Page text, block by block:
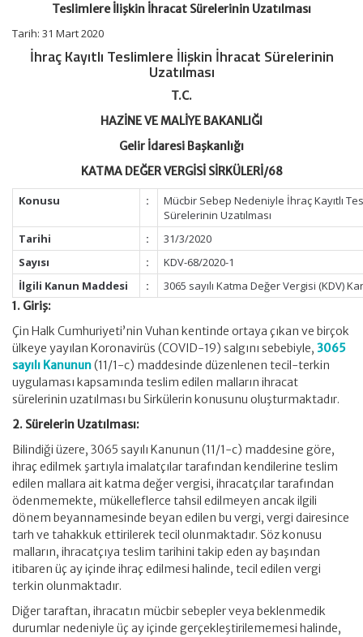
Teslimlere İlişkin İhracat Sürelerinin Uzatılması
Tarih: 31 Mart 2020
İhraç Kayıtlı Teslimlere İlişkin İhracat Sürelerinin
Uzatılması
T.C.
HAZİNE VE MALİYE BAKANLIĞI
Gelir İdaresi Başkanlığı
KATMA DEĞER VERGİSİ SİRKÜLERİ/68
Konusu
:
Mücbir Sebep Nedeniyle İhraç Kayıtlı
Sürelerinin Uzatılması
Tarihi
:
31/3/2020
Sayısı
:
KDV-68/2020-1
İlgili Kanun Maddesi
:
3065 sayılı Katma Değer Vergisi (KDV)
1. Giriş:
Çin Halk Cumhuriyeti’nin Vuhan kentinde ortaya çıkan ve birçok
ülkeye yayılan Koronavirüs (COVID-19) salgını sebebiyle, 3065
sayılı Kanunun(11/1-c) maddesinde düzenlenen tecil-terkin
uygulaması kapsamında teslim edilen malların ihracat
sürelerinin uzatılması bu Sirkülerin konusunu oluşturmaktadır.
2. Sürelerin Uzatılması:
Bilindiği üzere, 3065 sayılı Kanunun (11/1-c) maddesine göre,
ihraç edilmek şartıyla imalatçılar tarafından kendilerine teslim
edilen mallara ait katma değer vergisi, ihracatçılar tarafından
ödenmemekte, mükelleflerce tahsil edilmeyen ancak ilgili
dönem beyannamesinde beyan edilen bu vergi, vergi dairesince
tarh ve tahakkuk ettirilerek tecil olunmaktadır. Söz konusu
malların, ihracatçıya teslim tarihini takip eden ay başından
itibaren üç ay içinde ihraç edilmesi halinde, tecil edilen vergi
terkin olunmaktadır.
Diğer taraftan, ihracatın mücbir sebepler veya beklenmedik
durumlar nedeniyle üç ay içinde gerçekleştirilememesi halinde,